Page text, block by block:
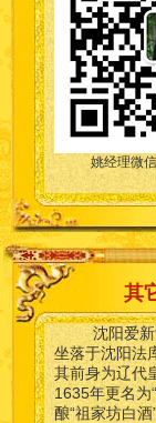
姚经理微信
其
沈阳爱
坐落于沈阳法
其前身为辽代
1635年更名为
酿“祖家坊白